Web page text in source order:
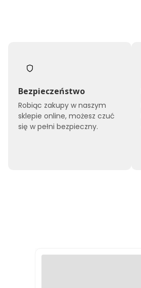
Bezpieczeństwo
Robiąc zakupy w naszym
sklepie online, możesz czuć
się w pełni bezpieczny.